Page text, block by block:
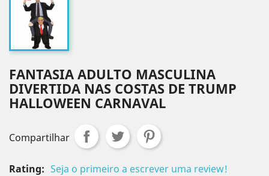
FANTASIA ADULTO MASCULINA
DIVERTIDA NAS COSTAS DE TRUMP
HALLOWEEN CARNAVAL
Compartilhar
Rating: Seja o primeiro a escrever uma review!